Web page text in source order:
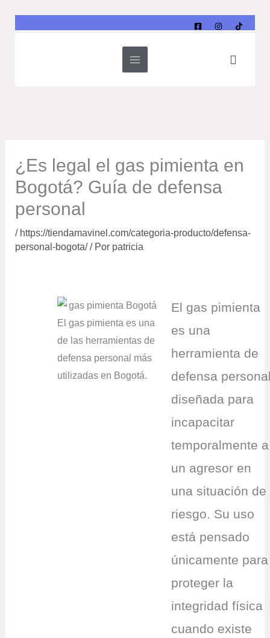
Buscar
¿Es legal el gas pimienta en
Bogotá? Guía de defensa
personal
/ https://tiendamavinel.com/categoria-producto/defensa-
personal-bogota// Por patricia
El gas pimienta es una
de las herramientas de
defensa personal más
utilizadas en Bogotá.
El gas pimienta
es una
herramienta de
defensa
diseñada para
incapacitar
temporalmente a
un agresor en
una situación de
riesgo. Su uso
está pensado
únicamente para
proteger la
integridad física
cuando existe